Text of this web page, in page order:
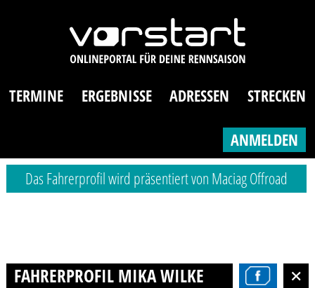
TERMINE ERGEBNISSE ADRESSEN STRECKEN
ANMELDEN
Das Fahrerprofil wird präsentiert von Maciag Offroad
FAHRERPROFIL MIKA WILKE